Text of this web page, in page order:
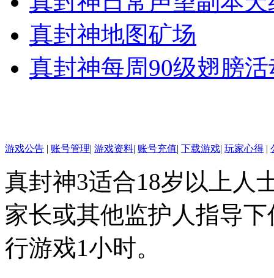
真封神地图矿场
真封神每周90级翅膀活
游戏公告 | 账号管理| 游戏资料| 账号充值| 下载游戏| 玩家心得 |
真封神3适合18岁以上人
家长或其他监护人指导
行游戏1小时。